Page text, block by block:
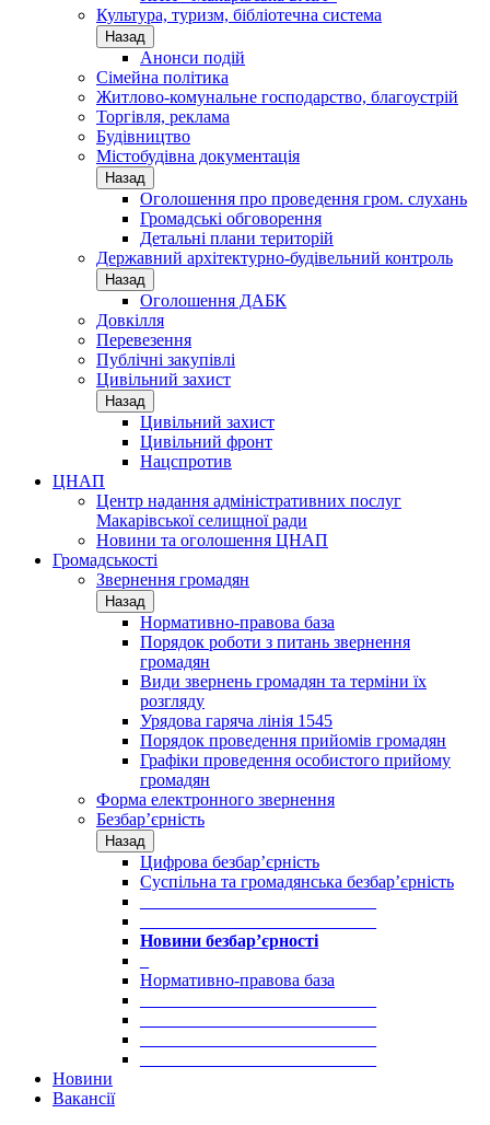
Культура, туризм, бібліотечна система
Назад
Анонси подій
Сімейна політика
Житлово-комунальне господарство, благоустрій
Торгівля, реклама
Будівництво
Містобудівна документація
Назад
Оголошення про проведення гром. слухань
Громадські обговорення
Детальні плани територій
Державний архітектурно-будівельний контроль
Назад
Оголошення ДАБК
Довкілля
Перевезення
Публічні закупівлі
Цивільний захист
Назад
Цивільний захист
Цивільний фронт
Нацспротив
ЦНАП
Центр надання адміністративних послуг
Макарівської селищної ради
Новини та оголошення ЦНАП
Громадськості
Звернення громадян
Назад
Нормативно-правова база
Порядок роботи з питань звернення
громадян
Види звернень громадян та терміни їх
розгляду
Урядова гаряча лінія 1545
Порядок проведення прийомів громадян
Графіки проведення особистого прийому
громадян
Форма електронного звернення
Безбар’єрність
Назад
Цифрова безбар’єрність
Суспільна та громадянська безбар’єрність
Новини безбар’єрності
Нормативно-правова база
Новини
Вакансії